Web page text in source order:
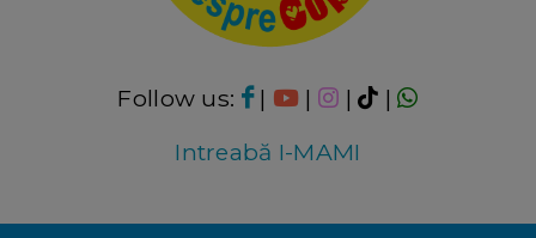
Follow us: | | |
|
Intreabă I-MAMI